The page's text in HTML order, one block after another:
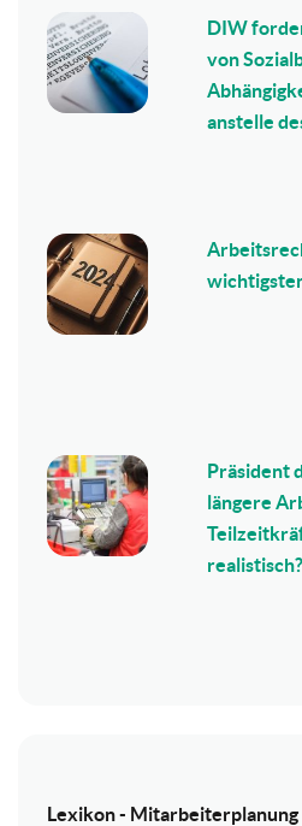
DIW
von
anstelle
Präsident
längere
realistisch?
Lexikon - Mitarbeiterplanung